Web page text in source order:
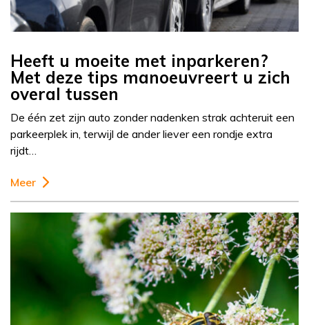
Heeft u moeite met inparkeren?
Met deze tips manoeuvreert u zich
overal tussen
De één zet zijn auto zonder nadenken strak achteruit een
parkeerplek in, terwijl de ander liever een rondje extra
rijdt…
Meer